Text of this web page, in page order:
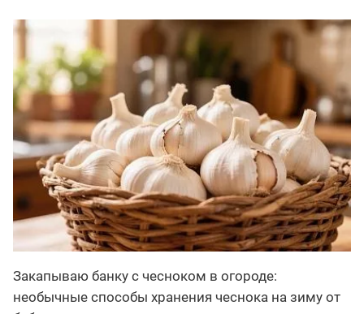
Закапываю банку с чесноком в огороде:
необычные способы хранения чеснока на зиму от